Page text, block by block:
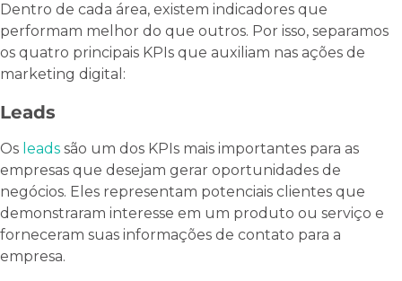
Dentro de cada área, existem indicadores que
performam melhor do que outros. Por isso, separamos
os quatro principais KPIs que auxiliam nas ações de
marketing digital:
Leads
Os leads são um dos KPIs mais importantes para as
empresas que desejam gerar oportunidades de
negócios. Eles representam potenciais clientes que
demonstraram interesse em um produto ou serviço e
forneceram suas informações de contato para a
empresa.